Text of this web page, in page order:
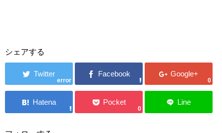
シェアする
error 0
0